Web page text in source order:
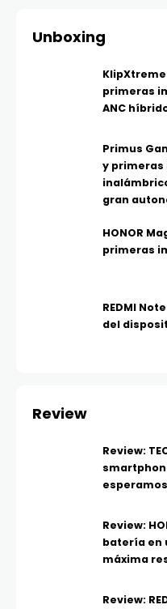
Unboxing
KlipXtreme
primeras
ANC
Primus
y primeras
gran
HONOR
primeras
REDMI
del
Review
Review:
Review:
batería en
máxima
Review: